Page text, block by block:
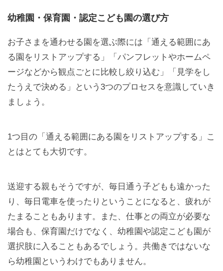
幼稚園・保育園・認定こども園の選び方
お子さまを通わせる園を選ぶ際には「通える範囲にあ
る園をリストアップする」「パンフレットやホームペ
ージなどから観点ごとに比較し絞り込む」「見学をし
たうえで決める」という3つのプロセスを意識していき
ましょう。
1つ目の「通える範囲にある園をリストアップする」こ
とはとても大切です。
送迎する親もそうですが、毎日通う子どもも遠かった
り、毎日電車を使ったりということになると、疲れが
たまることもあります。また、仕事との両立が必要な
場合も、保育園だけでなく、幼稚園や認定こども園が
選択肢に入ることもあるでしょう。共働きではないな
ら幼稚園というわけでもありません。